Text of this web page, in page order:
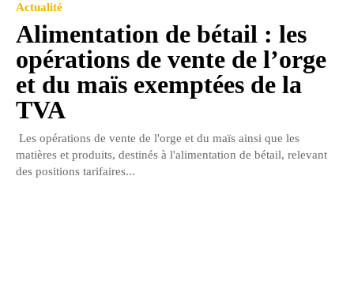
Actualité
Alimentation de bétail : les
opérations de vente de l’orge
et du maïs exemptées de la
TVA
Les opérations de vente de l'orge et du maïs ainsi que les
matières et produits, destinés à l'alimentation de bétail, relevant
des positions tarifaires...